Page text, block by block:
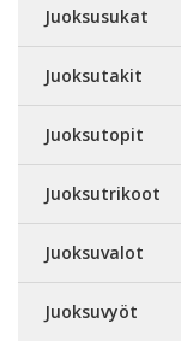
Juoksusukat
Juoksutakit
Juoksutopit
Juoksutrikoot
Juoksuvalot
Juoksuvyöt